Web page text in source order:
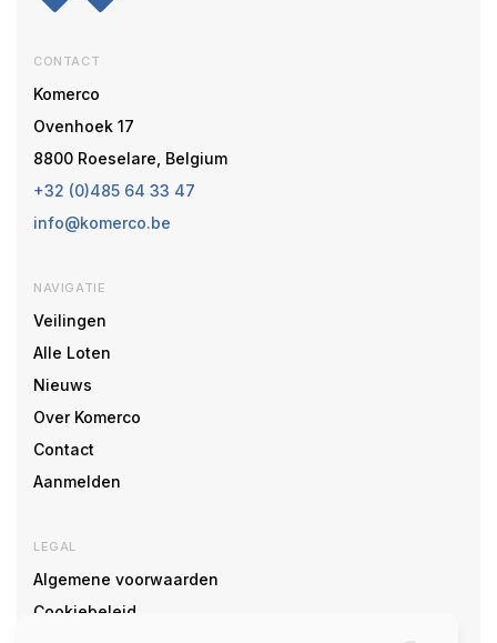
CONTACT
Komerco
Ovenhoek 17
8800 Roeselare, Belgium
+32 (0)485 64 33 47
info@komerco.be
NAVIGATIE
Veilingen
Alle Loten
Nieuws
Over Komerco
Contact
Aanmelden
LEGAL
Algemene voorwaarden
Cookiebeleid